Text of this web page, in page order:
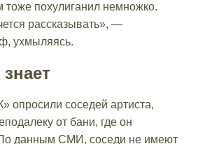
тоже похулиганил немножко.
рассказывать», —
ухмыляясь.
опросили соседей артиста,
от бани, где он
данным СМИ, соседи не имеют